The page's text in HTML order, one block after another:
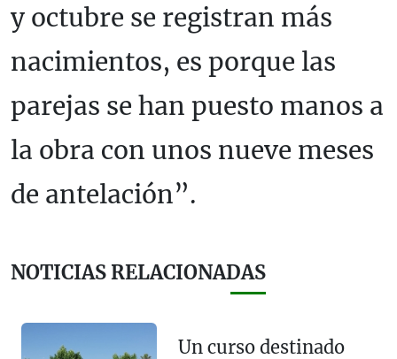
y octubre se registran más
nacimientos, es porque las
parejas se han puesto manos a
la obra con unos nueve meses
de antelación”.
NOTICIAS RELACIONADAS
Un curso destinado